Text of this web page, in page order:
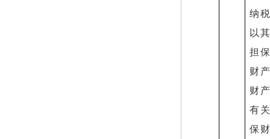
纳
以
担
财
财
有
保